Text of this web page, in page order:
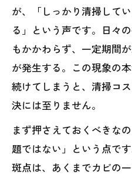
が、「しっかり清掃して
る」という声です。日々
もかかわらず、一定期間
が発生する。この現象の
続けてしまうと、清掃コ
決には至りません。
まず押さえておくべきな
題ではない」という点で
斑点は、あくまでカビの